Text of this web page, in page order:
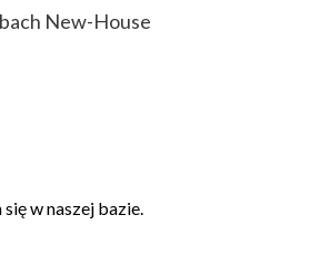
New-House
w naszej bazie.